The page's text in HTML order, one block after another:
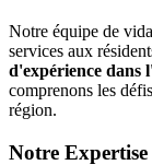
Notre équipe de
services aux
d'expérience dans
comprenons les
région.
Notre